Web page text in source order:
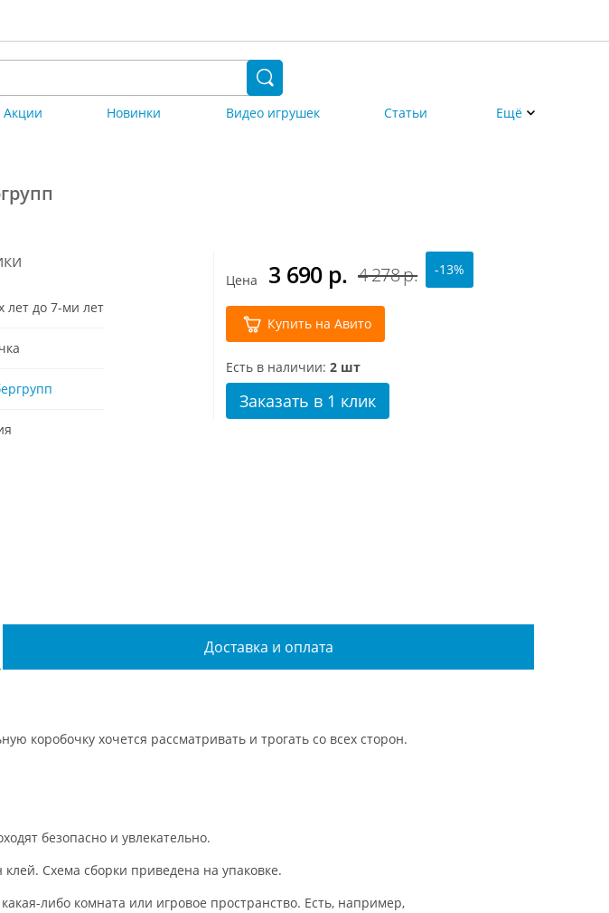
Акции Новинки Видео игрушек Статьи Ещё
лет до 7-ми лет
Цена 4 278 р.
3 690 р. -13%
Купить на Авито
Есть в наличии: 2 шт
Заказать в 1 клик
коробочку хочется рассматривать и трогать со всех сторон.
безопасно и увлекательно.
Схема сборки приведена на упаковке.
либо комната или игровое пространство. Есть, например,
Доставка и оплата